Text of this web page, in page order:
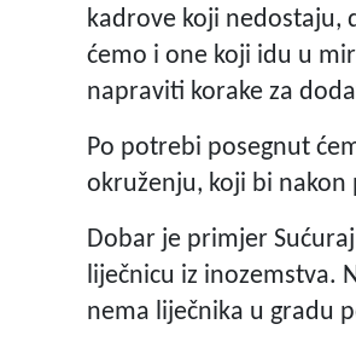
kadrove koji nedostaju,
ćemo i one koji idu u
napraviti korake za
Po potrebi posegnut
okruženju, koji bi
Dobar je primjer
liječnicu iz inozemstva.
nema liječnika u gradu